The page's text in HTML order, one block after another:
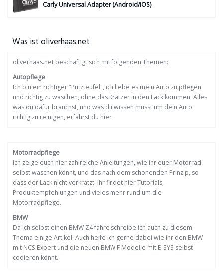
Carly Universal Adapter (Android/iOS)
Was ist oliverhaas.net
oliverhaas.net beschäftigt sich mit folgenden Themen:
Autopflege
Ich bin ein richtiger "Putzteufel", ich liebe es mein Auto zu pflegen
und richtig zu waschen, ohne das Kratzer in den Lack kommen. Alles
was du dafür brauchst, und was du wissen musst um dein Auto
richtig zu reinigen, erfährst du hier.
Motorradpflege
Ich zeige euch hier zahlreiche Anleitungen, wie ihr euer Motorrad
selbst waschen könnt, und das nach dem schonenden Prinzip, so
dass der Lack nicht verkratzt. Ihr findet hier Tutorials,
Produktempfehlungen und vieles mehr rund um die
Motorradpflege.
BMW
Da ich selbst einen BMW Z4 fahre schreibe ich auch zu diesem
Thema einige Artikel. Auch helfe ich gerne dabei wie ihr den BMW
mit NCS Expert und die neuen BMW F Modelle mit E-SYS selbst
codieren könnt.